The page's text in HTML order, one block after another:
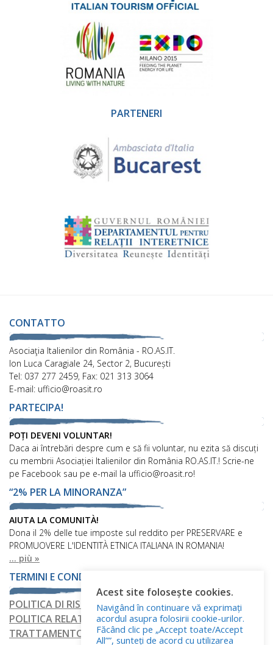
PARTENERI
CONTATTO
Asociaţia Italienilor din România - RO.AS.IT.
Ion Luca Caragiale 24, Sector 2, București
Tel: 037 277 2459, Fax: 021 313 3064
E-mail: ufficio@roasit.ro
PARTECIPA!
POȚI DEVENI VOLUNTAR!
Daca ai întrebări despre cum e să fii voluntar, nu ezita să discuți
cu membrii Asociației Italienilor din România RO.AS.IT.! Scrie-ne
pe Facebook sau pe e-mail la ufficio@roasit.ro!
“2% PER LA MINORANZA”
AIUTA LA COMUNITÀ!
Dona il 2% delle tue imposte sul reddito per PRESERVARE e
PROMUOVERE L'IDENTITÀ ETNICA ITALIANA IN ROMANIA!
... più »
TERMINI E CONDIZIONI
POLITICA DI RISERVATEZZA
POLITICA RELATIVA AI FILE COOKIE
TRATTAMENTO DEI DATI PERSONALI
Acest site folosește cookies.
Navigând în continuare vă exprimați
acordul asupra folosirii cookie-urilor.
Făcând clic pe „Accept toate/Accept
All””, sunteți de acord cu utilizarea